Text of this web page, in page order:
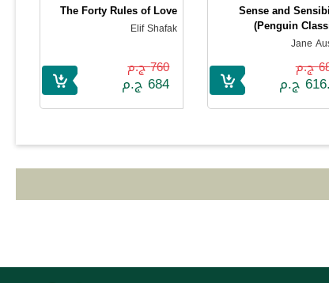
Sense and
(Penguin
Jane
ج.م
The Forty Rules of Love
Elif Shafak
760 ج.م
684 ج.م